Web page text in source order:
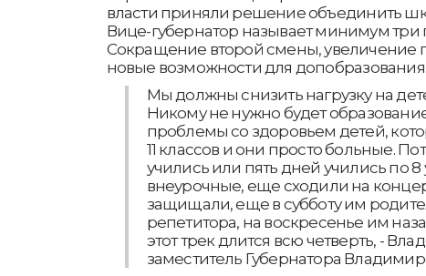
власти приняли решение объединить
Вице-губернатор называет минимум три
Сокращение второй смены, увеличение
новые возможности для допобразования.
Мы должны снизить нагрузку на
Никому не нужно будет
проблемы со здоровьем детей,
11 классов и они просто больные.
учились или пять дней учились по
внеурочные, еще сходили на
защищали, еще в субботу им
репетитора, на воскресенье им
этот трек длится всю четверть, -
заместитель Губернатора